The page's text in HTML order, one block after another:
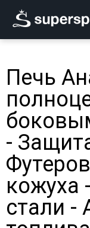
Печь
-
кожуха
стали -